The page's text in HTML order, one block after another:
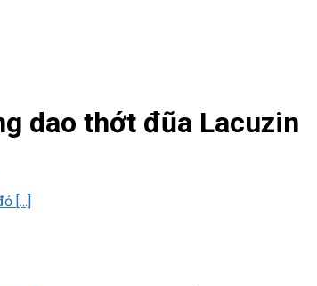
dao thớt đũa Lacuzin
[...]